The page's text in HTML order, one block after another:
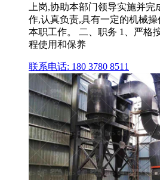
上岗,协助本部门领导实施并
作,认真负责,具有一定的机械
本职工作。 二、职务 1、严格
程使用和保养
联系电话: 180 3780 8511